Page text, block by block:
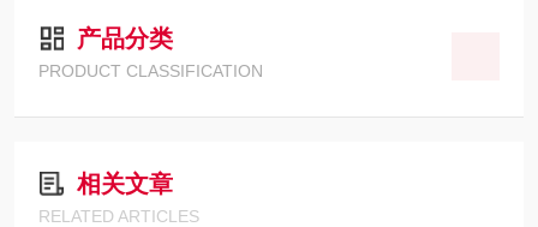
产品分类
PRODUCT CLASSIFICATION
相关文章
RELATED ARTICLES